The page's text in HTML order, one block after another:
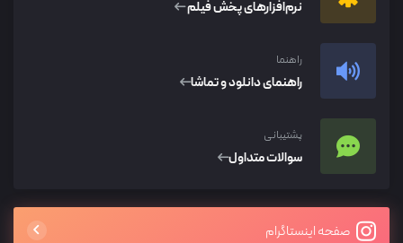
نرم‌افزار‌های پخش فیلم
راهنما
راهنمای دانلود و تماشا
پشتیبانی
سوالات متداول
صفحه اینستاگرام